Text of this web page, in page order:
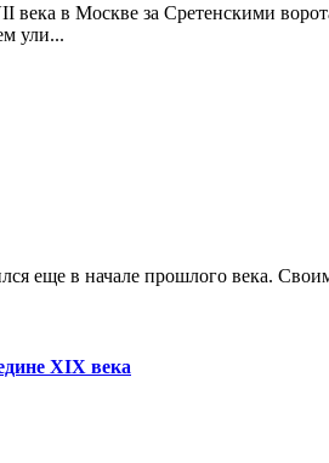
в Москве за Сретенскими
ули...
еще в начале прошлого века.
XIX века